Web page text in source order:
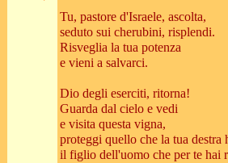
Tu, pastore d'Israele, ascolta,
seduto sui cherubini, risplendi.
Risveglia la tua potenza
e vieni a salvarci.
Dio degli eserciti, ritorna!
Guarda dal cielo e vedi
e visita questa vigna,
proteggi quello che la tua destra
il figlio dell'uomo che per te hai